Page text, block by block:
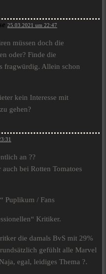
25.03.2021 um 22:47
müssen doch die
oder? Finde die
fragwürdig. Allein schon
kein Interesse mit
gehen?
an ??
bei Rotten Tomatoes
Puplikum / Fans
Kritiker.
die damals BvS mit 29%
gefühlt alle Marvel
egal, leidiges Thema ?.